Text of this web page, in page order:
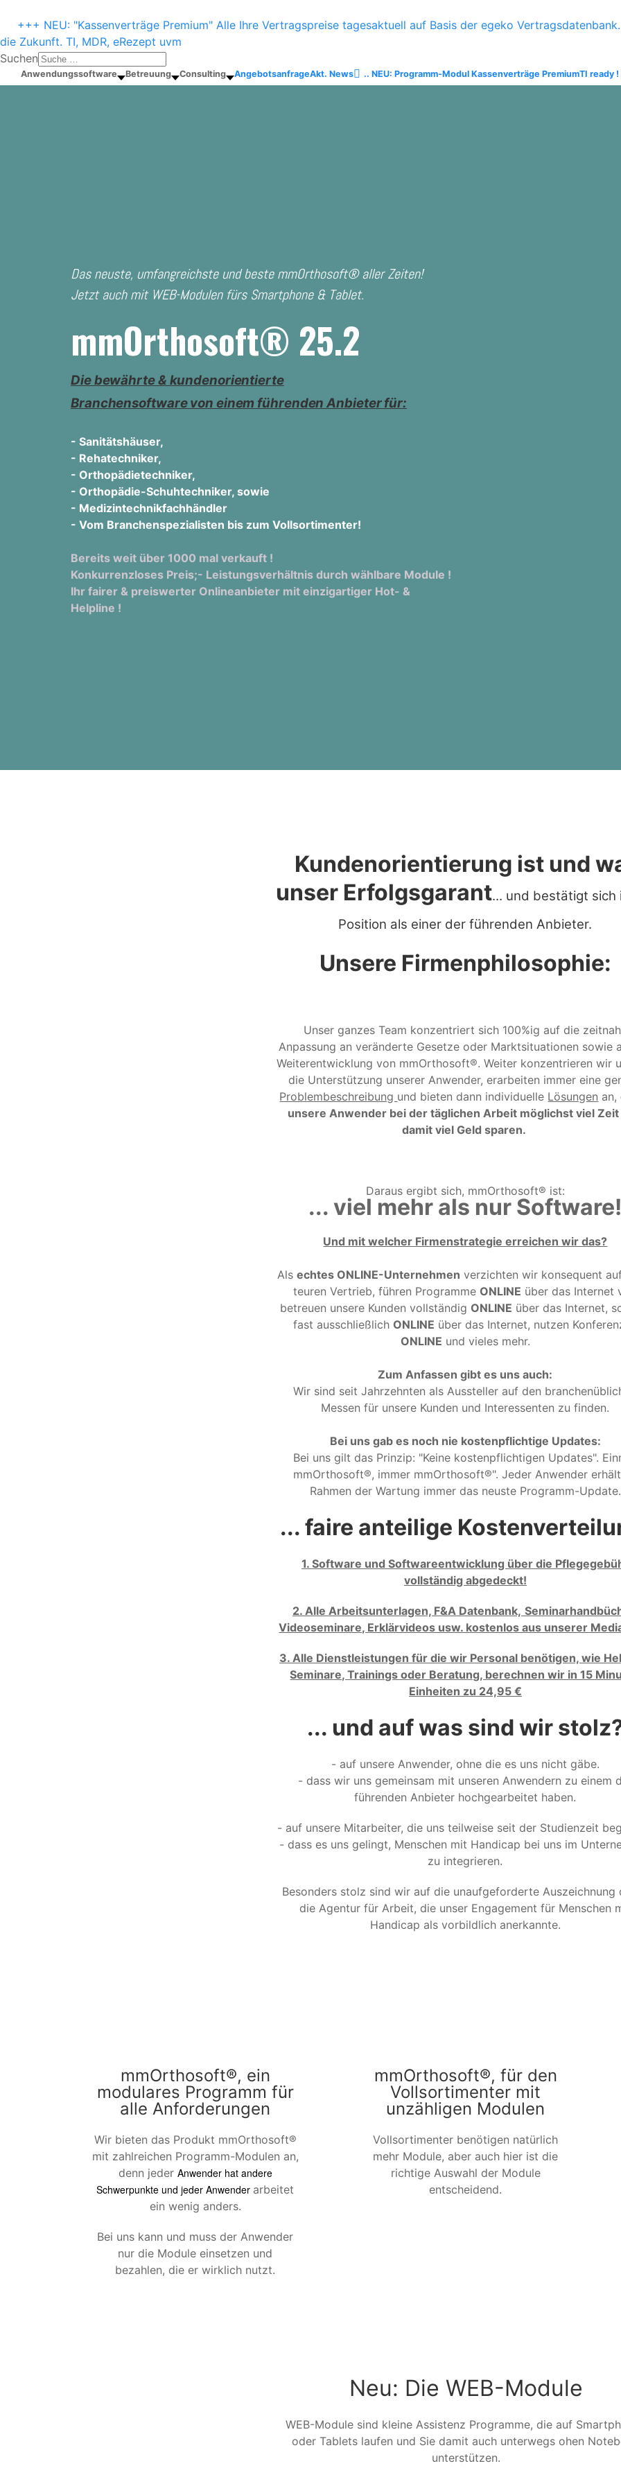
+++ NEU: "Kassenverträge Premium" Alle Ihre Vertragspreise tagesaktuell auf Basis der egeko
die Zukunft. TI, MDR, eRezept uvm
Suchen
Anwendungssoftware Betreuung Consulting AngebotsanfrageAkt. News .. NEU: Programm-Modul Kassenverträge PremiumTI ready !
Das neuste, umfangreichste und beste mmOrthosoft® aller Zeiten!
Jetzt auch mit WEB-Modulen fürs Smartphone & Tablet.
mmOrthosoft® 25.2
Die bewährte & kundenorientierte
Branchensoftware von einem führenden Anbieter für:
- Sanitätshäuser,
- Rehatechniker,
- Orthopädietechniker,
- Orthopädie-Schuhtechniker, sowie
- Medizintechnikfachhändler
- Vom Branchenspezialisten bis zum Vollsortimenter!
Bereits weit über 1000 mal verkauft !
Konkurrenzloses Preis;- Leistungsverhältnis durch wählbare Module !
Ihr fairer & preiswerter Onlineanbieter mit einzigartiger Hot- &
Helpline !
Kundenorientierung ist und
unser Erfolgsgarant... und bestätigt sich
Position als einer der führenden Anbieter.
Unsere Firmenphilosophie:
Unser ganzes Team konzentriert sich 100%ig auf die
Anpassung an veränderte Gesetze oder Marktsituationen sowie
Weiterentwicklung von mmOrthosoft®. Weiter konzentrieren wir
die Unterstützung unserer Anwender, erarbeiten immer eine
Problembeschreibung und bieten dann individuelle Lösungen an,
unsere Anwender bei der täglichen Arbeit möglichst viel Zeit
damit viel Geld sparen.
Daraus ergibt sich, mmOrthosoft® ist:
... viel mehr als nur Software!
Und mit welcher Firmenstrategie erreichen wir das?
Als echtes ONLINE-Unternehmen verzichten wir konsequent
teuren Vertrieb, führen Programme ONLINE über das Internet
betreuen unsere Kunden vollständig ONLINE über das Internet,
fast ausschließlich ONLINE über das Internet, nutzen
ONLINE und vieles mehr.
Zum Anfassen gibt es uns auch:
Wir sind seit Jahrzehnten als Aussteller auf den
Messen für unsere Kunden und Interessenten zu finden.
Bei uns gab es noch nie kostenpflichtige Updates:
Bei uns gilt das Prinzip: "Keine kostenpflichtigen Updates".
mmOrthosoft®, immer mmOrthosoft®". Jeder Anwender
Rahmen der Wartung immer das neuste Programm-Update.
... faire anteilige
1. Software und Softwareentwicklung über die
vollständig abgedeckt!
2. Alle Arbeitsunterlagen, F&A Datenbank,
Videoseminare, Erklärvideos usw. kostenlos aus unserer
3. Alle Dienstleistungen für die wir Personal benötigen, wie
Seminare, Trainings oder Beratung, berechnen wir in 15
Einheiten zu 24,95 €
... und auf was sind wir
- auf unsere Anwender, ohne die es uns nicht gäbe.
- dass wir uns gemeinsam mit unseren Anwendern zu einem
führenden Anbieter hochgearbeitet haben.
- auf unsere Mitarbeiter, die uns teilweise seit der Studienzeit
- dass es uns gelingt, Menschen mit Handicap bei uns im
zu integrieren.
Besonders stolz sind wir auf die unaufgeforderte Auszeichnung
die Agentur für Arbeit, die unser Engagement für Menschen
Handicap als vorbildlich anerkannte.
mmOrthosoft®, ein
modulares Programm für
alle Anforderungen
Wir bieten das Produkt mmOrthosoft®
mit zahlreichen Programm-Modulen an,
denn jeder Anwender hat andere
Schwerpunkte und jeder Anwender arbeitet
ein wenig anders.
Bei uns kann und muss der Anwender
nur die Module einsetzen und
bezahlen, die er wirklich nutzt.
mmOrthosoft®, für den
Vollsortimenter mit
unzähligen Modulen
Vollsortimenter benötigen natürlich
mehr Module, aber auch hier ist die
richtige Auswahl der Module
entscheidend.
Neu: Die WEB-Module
WEB-Module sind kleine Assistenz Programme, die auf
oder Tablets laufen und Sie damit auch unterwegs ohen
unterstützen.